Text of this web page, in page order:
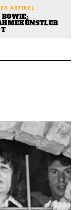
ARTIKEL